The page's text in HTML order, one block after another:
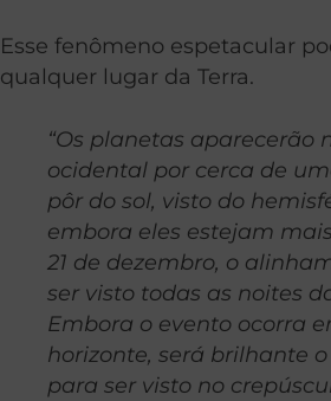
Esse fenômeno espetacular
qualquer lugar da Terra.
“Os planetas aparecerão
ocidental por cerca de
pôr do sol, visto do
embora eles estejam
21 de dezembro, o
ser visto todas as noites
Embora o evento ocorra
horizonte, será brilhante
para ser visto no